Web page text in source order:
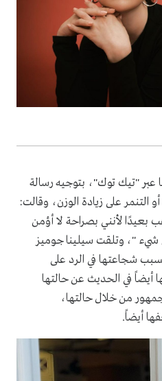
عبر "تيك توك"، بتوجيه رسالة
التنمر على زيادة الوزن، وقالت:
بعيدًا لأنني بصراحة لا أؤمن
شيء "، وتلقت سيلينا جوميز
شجاعتها في الرد على
أيضاً في الحديث عن حالتها
من خلال حالتها،
أيضاً.